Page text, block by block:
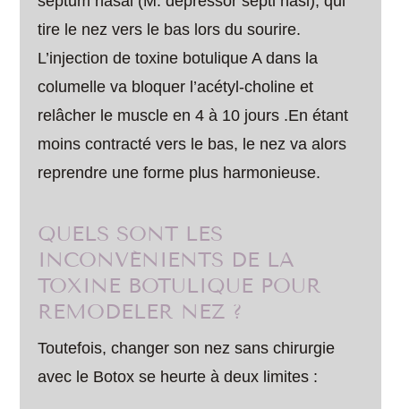
tire le nez vers le bas lors du sourire.
L’injection de toxine botulique A dans la
columelle va bloquer l’acétyl-choline et
relâcher le muscle en 4 à 10 jours .En étant
moins contracté vers le bas, le nez va alors
reprendre une forme plus harmonieuse.
QUELS SONT LES
INCONVÉNIENTS DE LA
TOXINE BOTULIQUE POUR
REMODELER NEZ ?
Toutefois, changer son nez sans chirurgie
avec le Botox se heurte à deux limites :